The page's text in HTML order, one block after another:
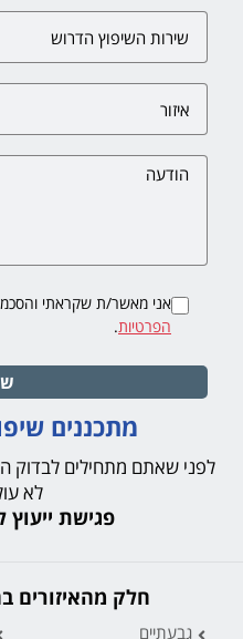
אני מאשר/ת שקראתי
הפרטיות.
מתכננים
לפני שאתם מתחילים לבדוק
לא
פגישת
חלק מהאיזורים
גבעתיים